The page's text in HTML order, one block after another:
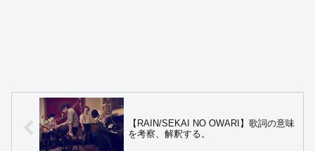
【RAIN/SEKAI NO OWARI】歌詞の意味
を考察、解釈する。